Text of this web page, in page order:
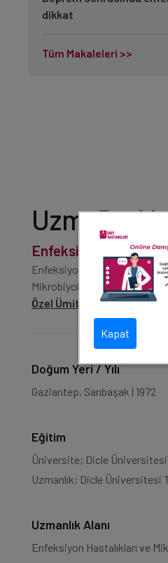
Kapat
dikkat
Tüm Makaleleri >>
Uzm. Dr.
Enfeksiyon
Enfeksiyon Hastalıkları,
Mikrobiyoloji
Özel Ümit Hastanesi
Doğum Yeri / Yılı
Gaziantep, Sarıbaşak | 1972
Eğitim
Üniversite; Dicle Üniversitesi
Uzmanlık; Dicle Üniversitesi
Uzmanlık Alanı
Enfeksiyon Hastalıkları ve